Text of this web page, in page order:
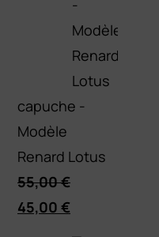
capuche -
Modèle
Renard Lotus
55,00€
Le
45,00 €